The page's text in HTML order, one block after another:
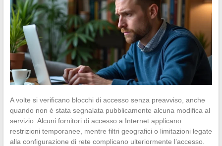
A volte si verificano blocchi di accesso senza preavviso, anche
quando non è stata segnalata pubblicamente alcuna modifica al
servizio. Alcuni fornitori di accesso a Internet applicano
restrizioni temporanee, mentre filtri geografici o limitazioni legate
alla configurazione di rete complicano ulteriormente l’accesso.